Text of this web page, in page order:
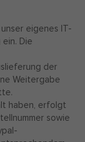
eigenes IT-
Die
der
Weitergabe
haben, erfolgt
sowie